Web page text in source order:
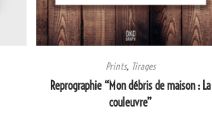
Prints, Tirages
Reprographie “Mon débris de maison : La
couleuvre”